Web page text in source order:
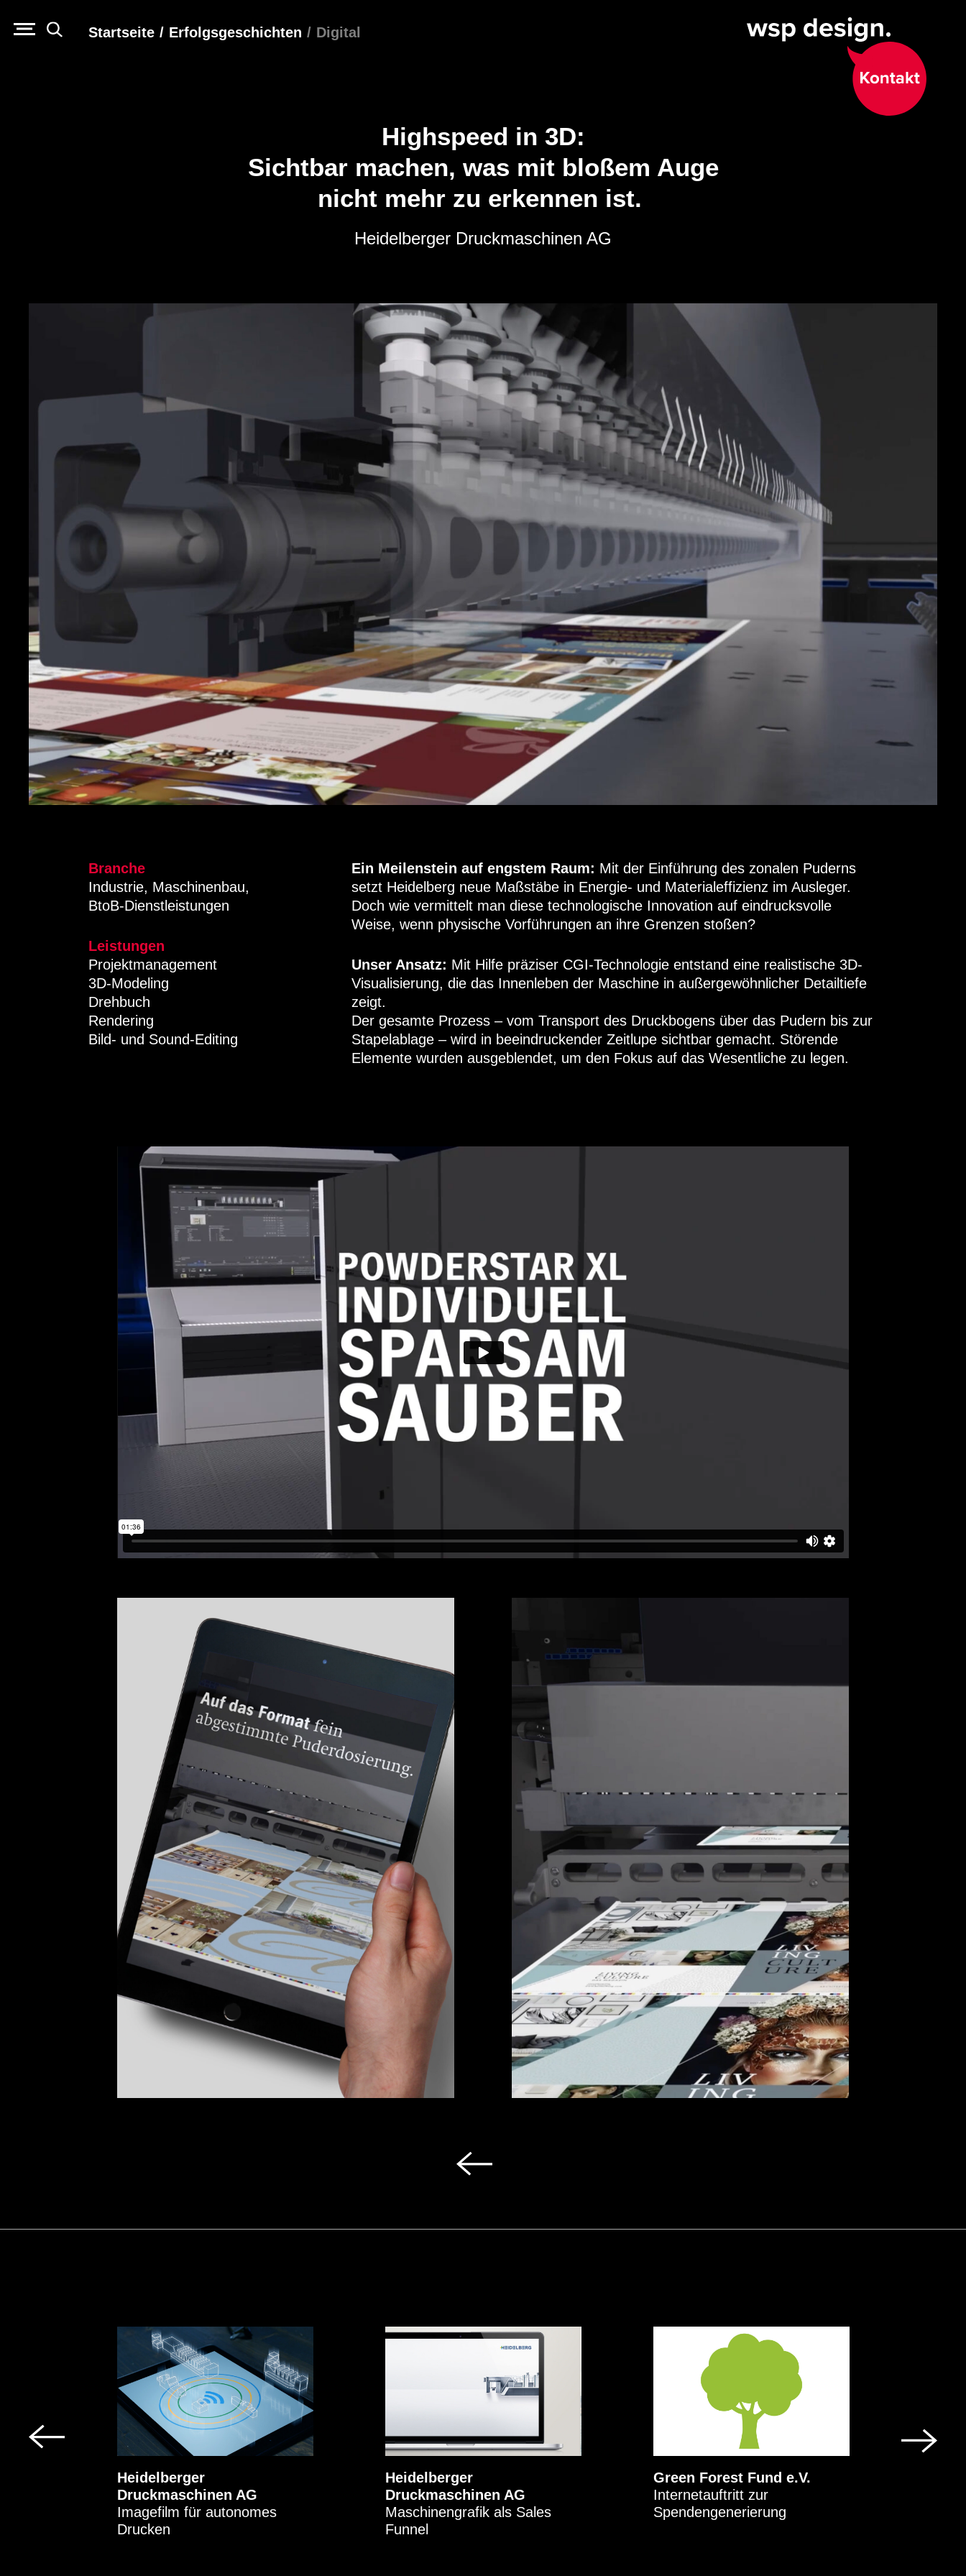
Startseite / Erfolgs­geschichten / Digital
Highspeed in 3D:
Sichtbar machen, was mit bloßem Auge
nicht mehr zu erkennen ist.
Heidelberger Druckmaschinen AG
Branche
Industrie, Maschinenbau,
BtoB-Dienstleistungen
Leistungen
Projektmanagement
3D-Modeling
Drehbuch
Rendering
Bild- und Sound-Editing
Ein Meilenstein auf engstem Raum: Mit der Einführung des zonalen Puderns
setzt Heidelberg neue Maßstäbe in Energie- und Materialeffizienz im Ausleger.
Doch wie vermittelt man diese technologische Innovation auf eindrucksvolle
Weise, wenn physische Vorführungen an ihre Grenzen stoßen?
Unser Ansatz: Mit Hilfe präziser CGI-Technologie entstand eine realistische 3D-
Visualisierung, die das Innenleben der Maschine in außergewöhnlicher Detailtiefe
zeigt.
Der gesamte Prozess – vom Transport des Druckbogens über das Pudern bis zur
Stapelablage – wird in beeindruckender Zeitlupe sichtbar gemacht. Störende
Elemente wurden ausgeblendet, um den Fokus auf das Wesentliche zu legen.
Heidelberger
Druckmaschinen AG
Imagefilm für autonomes
Drucken
Heidelberger
Druckmaschinen AG
Maschinengrafik als Sales
Funnel
Green Forest Fund e.V.
Internetauftritt zur
Spendengenerierung